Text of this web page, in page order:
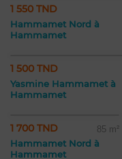
1 550 TND
Hammamet Nord à
Hammamet
1 500 TND
Yasmine Hammamet à
Hammamet
1 700 TND 85 m²
Hammamet Nord à
Hammamet